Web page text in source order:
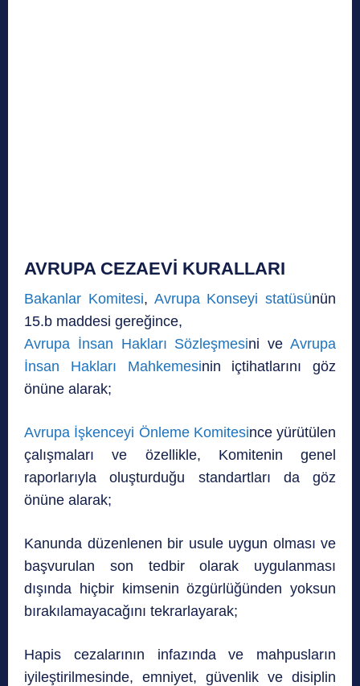
AVRUPA CEZAEVİ KURALLARI
Bakanlar Komitesi, Avrupa Konseyi statüsünün
15.b maddesi gereğince,
Avrupa İnsan Hakları Sözleşmesini veAvrupa
İnsan Hakları Mahkemesinin içtihatlarını göz
önüne alarak;
Avrupa İşkenceyi Önleme Komitesince yürütülen
çalışmaları ve özellikle, Komitenin genel
raporlarıyla oluşturduğu standartları da göz
önüne alarak;
Kanunda düzenlenen bir usule uygun olması ve
başvurulan son tedbir olarak uygulanması
dışında hiçbir kimsenin özgürlüğünden yoksun
bırakılamayacağını tekrarlayarak;
Hapis cezalarının infazında ve mahpusların
iyileştirilmesinde, emniyet, güvenlik ve disiplin